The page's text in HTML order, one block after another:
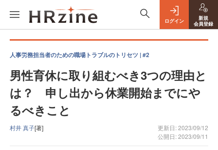
ログイン
新規
会員登録
人事労務担当者のための職場トラブルのトリセツ | #2
男性育休に取り組むべき3つの理由と
は？ 申し出から休業開始までにや
るべきこと
村井 真子[著]
更新日: 2023/09/12
公開日: 2023/09/11